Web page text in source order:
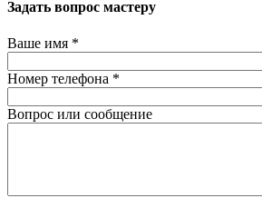
Задать вопрос мастеру
Ваше имя *
Номер телефона *
Вопрос или сообщение